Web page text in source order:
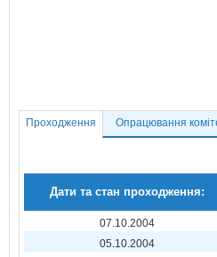
Проходження Опрацювання
Дати та стан проходження:
07.10.2004
05.10.2004